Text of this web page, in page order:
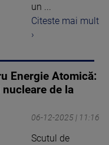
un ...
Citeste mai mult
›
Energie Atomică:
de la
06-12-2025 | 11:16
Scutul de